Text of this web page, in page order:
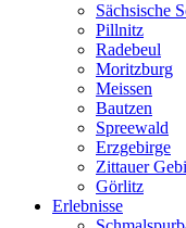
Sächsische
Pillnitz
Radebeul
Moritzburg
Meissen
Bautzen
Spreewald
Erzgebirge
Zittauer
Görlitz
Erlebnisse